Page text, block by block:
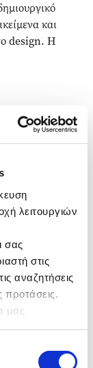
λειτουργιών
σας
στις
αναζητήσεις
προτάσεις.
μας
με την
και
design. Η
στον Εθνικό
για